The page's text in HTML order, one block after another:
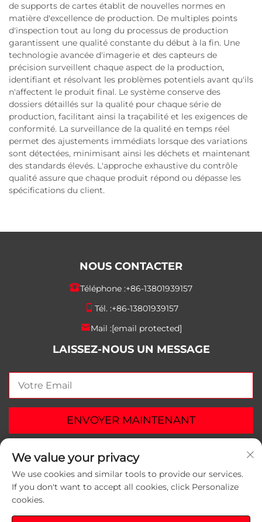
de supports de cartes établit de nouvelles normes en
matière d'excellence de production. De multiples points
d'inspection tout au long du processus de production
garantissent une qualité constante du début à la fin. Une
technologie avancée d'imagerie et des capteurs de
précision surveillent chaque aspect de la production,
identifiant et résolvant les problèmes potentiels avant qu'ils
n'affectent le produit final. Le système conserve des
dossiers détaillés sur la qualité pour chaque série de
production, facilitant ainsi la traçabilité et les exigences de
conformité. La surveillance de la qualité en temps réel
permet des ajustements immédiats lorsque des variations
sont détectées, minimisant ainsi les déchets et maintenant
des standards élevés. L'approche exhaustive du contrôle
qualité assure que chaque produit répond ou dépasse les
spécifications du client.
NOUS CONTACTER
Téléphone :+86-13801939157
Tél. :+86-13801939157
Mail :[email protected]
LAISSEZ-NOUS UN MESSAGE
ENVOYER MAINTENANT
Droits d'auteur © 2025 Suzhou Yunlei Packaging
We value your privacy
We use cookies and similar tools to provide our services.
If you don't want to accept all cookies, click Personalize
cookies.